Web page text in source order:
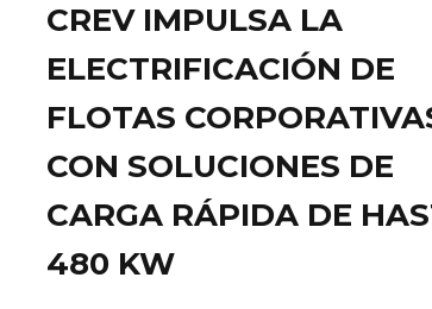
CREV IMPULSA LA
ELECTRIFICACIÓN DE
FLOTAS
CON SOLUCIONES DE
CARGA RÁPIDA DE
480 KW